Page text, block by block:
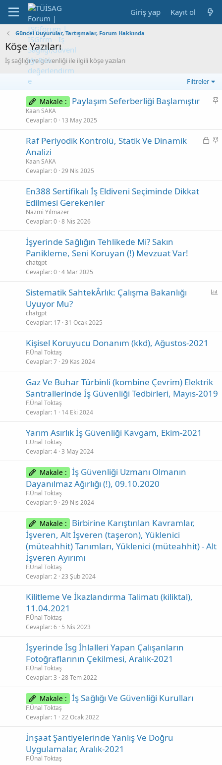
Giriş yap Kayıt ol
Güncel Duyurular, Tartışmalar, Forum Hakkında
Köşe Yazıları
İş sağlığı ve güvenliği ile ilgili köşe yazıları
Filtreler
S
t
Makale : Paylaşım Seferberliği Başlamıştır
Kaan SAKA
Cevaplar 0 13 May 2025
K
S
Raf Periyodik Kontrolü, Statik Ve Dinamik
Analizi
Kaan SAKA
Cevaplar 0 29 Nis 2025
En388 Sertifikalı İş Eldiveni Seçiminde Dikkat
Edilmesi Gerekenler
Nazmi Yılmazer
Cevaplar 0 8 Nis 2026
İşyerinde Sağlığın Tehlikede Mi? Sakın
Panikleme, Seni Koruyan (!) Mevzuat Var!
chatgpt
Cevaplar 0 4 Mar 2025
Sistematik SahtekÂrlık: Çalışma Bakanlığı
Uyuyor Mu?
chatgpt
Cevaplar 17 31 Ocak 2025
Kişisel Koruyucu Donanım (kkd), Ağustos-2021
F.Ünal Toktaş
Cevaplar 7 29 Kas 2024
Gaz Ve Buhar Türbinli (kombine Çevrim) Elektrik
Santrallerinde İş Güvenliği Tedbirleri, Mayıs-2019
F.Ünal Toktaş
Cevaplar 1 14 Eki 2024
Yarım Asırlık İş Güvenliği Kavgam, Ekim-2021
F.Ünal Toktaş
Cevaplar 4 3 May 2024
Makale : İş Güvenliği Uzmanı Olmanın
Dayanılmaz Ağırlığı (!), 09.10.2020
F.Ünal Toktaş
Cevaplar 9 29 Nis 2024
Makale :
Birbirine Karıştırılan Kavramlar,
İşveren, Alt İşveren (taşeron), Yüklenici
(müteahhit) Tanımları, Yüklenici (müteahhit) - Alt
İşveren Ayırımı
F.Ünal Toktaş
Cevaplar 2 23 Şub 2024
Kilitleme Ve İkazlandırma Talimatı (kiliktal),
11.04.2021
F.Ünal Toktaş
Cevaplar 6 5 Nis 2023
İşyerinde İsg İhlalleri Yapan Çalışanların
Fotoğraflarının Çekilmesi, Aralık-2021
F.Ünal Toktaş
Cevaplar 3 28 Tem 2022
Makale : İş Sağlığı Ve Güvenliği Kurulları
F.Ünal Toktaş
Cevaplar 1 22 Ocak 2022
İnşaat Şantiyelerinde Yanlış Ve Doğru
Uygulamalar, Aralık-2021
F.Ünal Toktaş